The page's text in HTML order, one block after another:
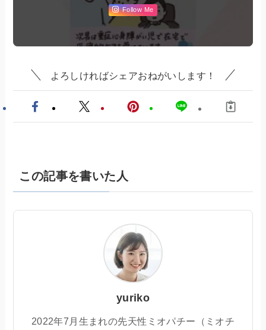
Follow Me
よろしければシェアおねがいします！
この記事を書いた人
yuriko
2022年7月生まれの先天性ミオパチー（ミオチ